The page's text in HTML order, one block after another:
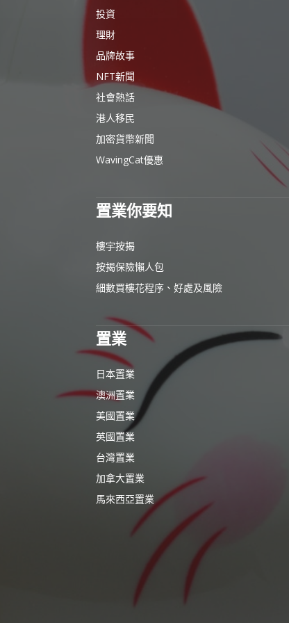
投資
理財
品牌故事
NFT新聞
社會熱話
港人移民
加密貨幣新聞
WavingCat優惠
置業你要知
樓宇按揭
按揭保險懶人包
細數買樓花程序、好處及風險
置業
日本置業
澳洲置業
美國置業
英國置業
台灣置業
加拿大置業
馬來西亞置業